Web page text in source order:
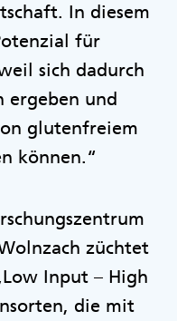
In diesem
für
sich dadurch
ergeben und
glutenfreiem
können.“
züchtet
Input – High
die mit